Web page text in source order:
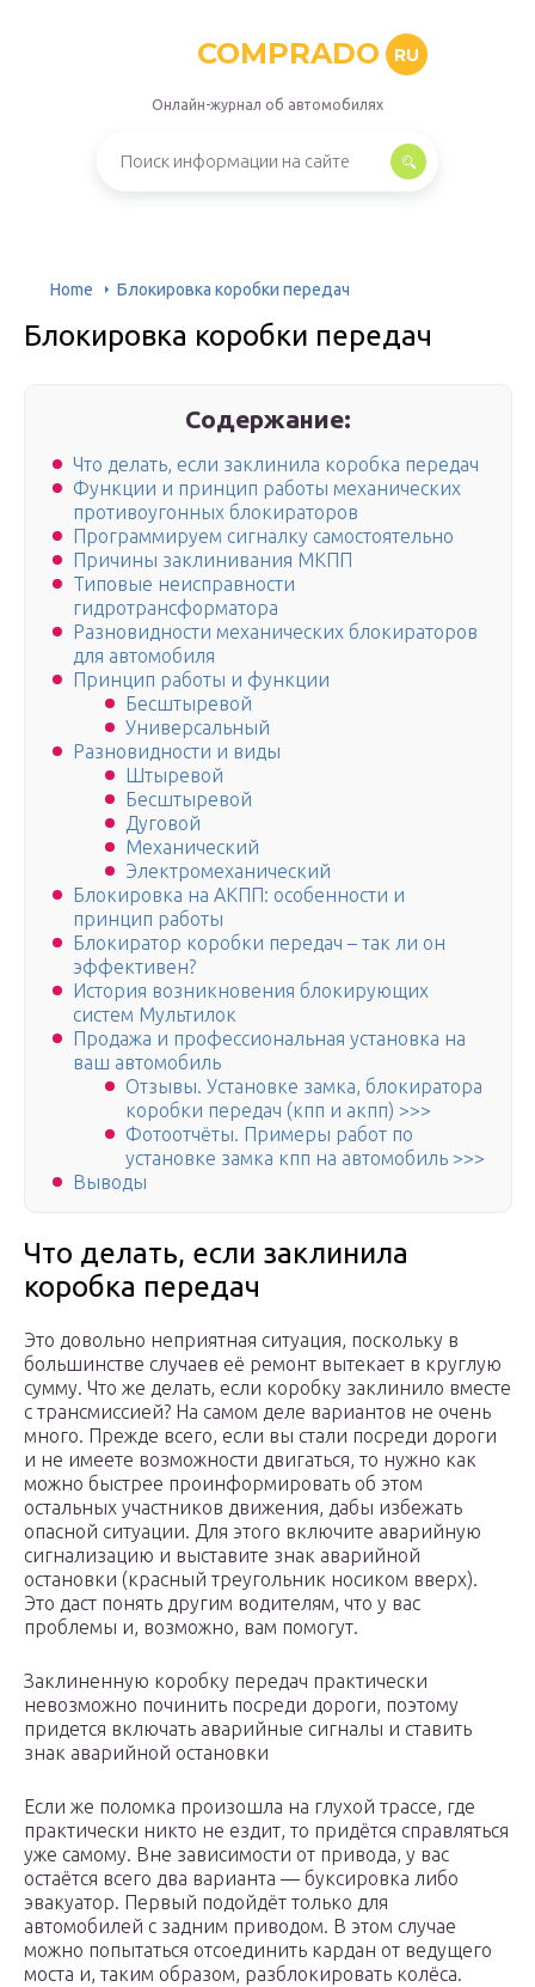
COMPRADO RU
Онлайн-журнал об автомобилях
Home Блокировка коробки передач
Блокировка коробки передач
Содержание:
Что делать, если заклинила коробка передач
Функции и принцип работы механических
противоугонных блокираторов
Программируем сигналку самостоятельно
Причины заклинивания МКПП
Типовые неисправности
гидротрансформатора
Разновидности механических блокираторов
для автомобиля
Принцип работы и функции
Бесштыревой
Универсальный
Разновидности и виды
Штыревой
Бесштыревой
Дуговой
Механический
Электромеханический
Блокировка на АКПП: особенности и
принцип работы
Блокиратор коробки передач – так ли он
эффективен?
История возникновения блокирующих
систем Мультилок
Продажа и профессиональная установка на
ваш автомобиль
Отзывы. Установке замка, блокиратора
коробки передач (кпп и акпп) >>>
Фотоотчёты. Примеры работ по
установке замка кпп на автомобиль >>>
Выводы
Что делать, если заклинила
коробка передач
Это довольно неприятная ситуация, поскольку в
большинстве случаев её ремонт вытекает в круглую
сумму. Что же делать, если коробку заклинило вместе
с трансмиссией? На самом деле вариантов не очень
много. Прежде всего, если вы стали посреди дороги
и не имеете возможности двигаться, то нужно как
можно быстрее проинформировать об этом
остальных участников движения, дабы избежать
опасной ситуации. Для этого включите аварийную
сигнализацию и выставите знак аварийной
остановки (красный треугольник носиком вверх).
Это даст понять другим водителям, что у вас
проблемы и, возможно, вам помогут.
Заклиненную коробку передач практически
невозможно починить посреди дороги, поэтому
придется включать аварийные сигналы и ставить
знак аварийной остановки
Если же поломка произошла на глухой трассе, где
практически никто не ездит, то придётся справляться
уже самому. Вне зависимости от привода, у вас
остаётся всего два варианта — буксировка либо
эвакуатор. Первый подойдёт только для
автомобилей с задним приводом. В этом случае
можно попытаться отсоединить кардан от ведущего
моста и, таким образом, разблокировать колёса.